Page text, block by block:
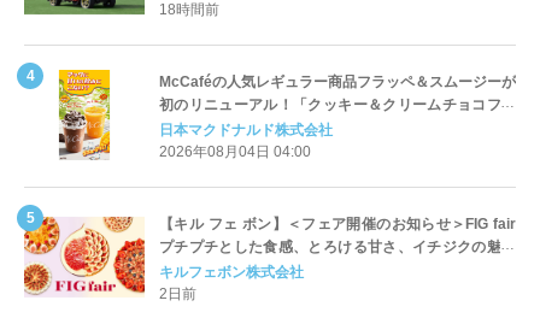
18時間前
McCaféの人気レギュラー商品フラッペ＆スムージーが
初のリニューアル！「クッキー＆クリームチョコフラ
ッペ」「マンゴースムージー」8月5日（水）から販売
開始
日本マクドナルド株式会社
2026年08月04日 04:00
【キル フェ ボン】＜フェア開催のお知らせ＞FIG fair
プチプチとした食感、とろける甘さ、イチジクの魅力
をたっぷりと。新作を含め、イチジク尽くしの全4種が
登場8月20日（木）スタート
キルフェボン株式会社
2日前